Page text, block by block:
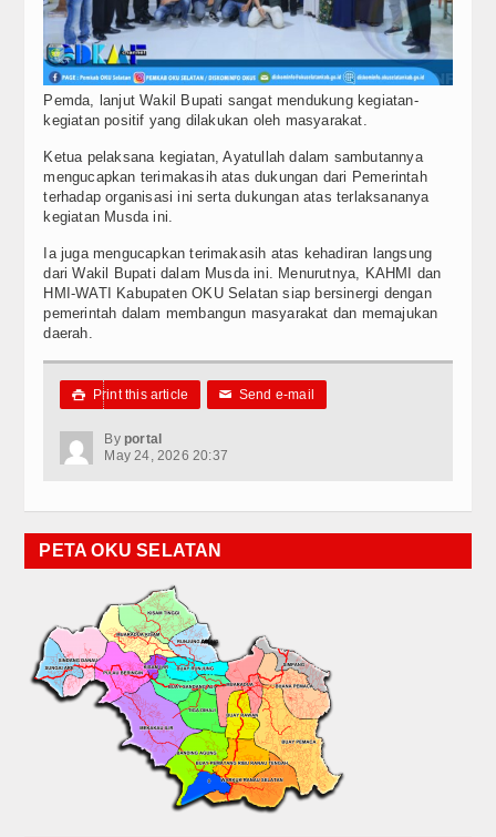
Pemda, lanjut Wakil Bupati sangat mendukung kegiatan-
kegiatan positif yang dilakukan oleh masyarakat.
Ketua pelaksana kegiatan, Ayatullah dalam sambutannya
mengucapkan terimakasih atas dukungan dari Pemerintah
terhadap organisasi ini serta dukungan atas terlaksananya
kegiatan Musda ini.
Ia juga mengucapkan terimakasih atas kehadiran langsung
dari Wakil Bupati dalam Musda ini. Menurutnya, KAHMI dan
HMI-WATI Kabupaten OKU Selatan siap bersinergi dengan
pemerintah dalam membangun masyarakat dan memajukan
daerah.
 Print this article ✉ Send e-mail
By portal
May 24, 2026 20:37
PETA OKU SELATAN